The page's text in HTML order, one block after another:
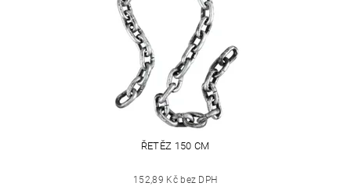
ŘETĚZ 150 CM
152,89 Kč bez DPH